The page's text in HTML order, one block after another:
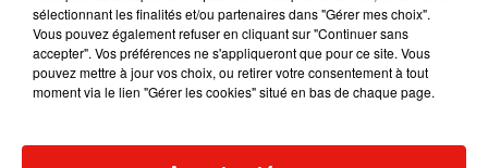
7 août 2026
collaboration tant attendue
sélectionnant les finalités et/ou partenaires dans "Gérer mes choix".
Vous pouvez également refuser en cliquant sur "Continuer sans
accepter". Vos préférences ne s'appliqueront que pour ce site. Vous
pouvez mettre à jour vos choix, ou retirer votre consentement à tout
moment via le lien "Gérer les cookies" situé en bas de chaque page.